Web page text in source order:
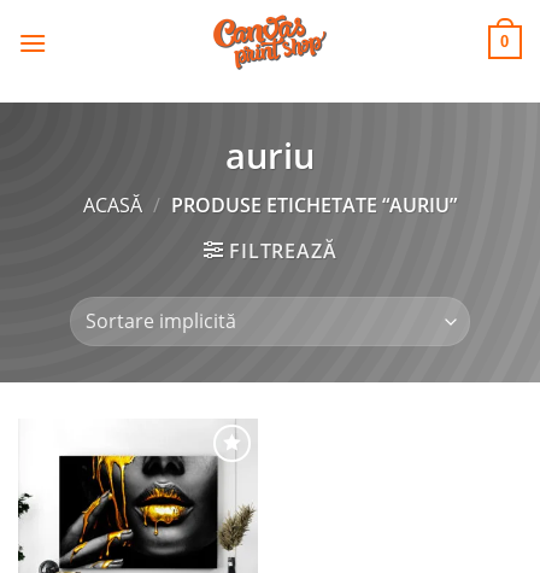
CANVAS
PRINT SHOP 0
auriu
ACASĂ / PRODUSE ETICHETATE “AURIU”
FILTREAZĂ
Adaugă
la
favorite